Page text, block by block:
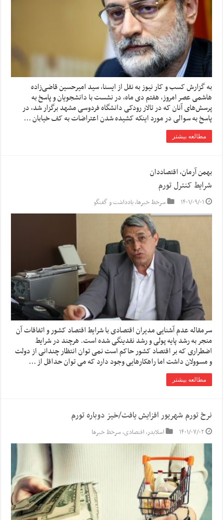
به گزارش کسب و کار نیوز به نقل از ایسنا، سید امیرحسین قاضی‌زاده
هاشمی عصر امروز، هفتم دی‌ ماه، در نشست با دانشجویان و پاسخ به
پرسش‌های آنان که در تالار رودکی دانشگاه فردوسی مشهد برگزار شد، در
پاسخ به سوالی در مورد اینکه کشیده شدن اعتراضات به کف خیابان …
مطالعه بیشتر
بهمن آرمان، اقتصاددان
شرایط کنترل تورم
۱۴۰۱/۰۹/۰۱ سرخط خبرها,یادداشت و گفتگو
سرمقاله عدم آشنایی مدیران اقتصادی با شرایط اقتصاد کشور و اتفاقات آن
منجر به رشد پایه پولی و رشد نقدینگی شده است. هرچند در شرایط
اضطراری که بر اقتصاد کشور حاکم است نمی توان انتظار چندانی از دولت
و مسوولان داشت اما راهکارهایی وجود دارد که می توان حداقل از …
مطالعه بیشتر
نرخ تورم شهریور افزایش یافت/خیز دوباره تورم
۱۴۰۱/۰۷/۰۲ اسلایدر,اقتصادی,سرخط خبرها